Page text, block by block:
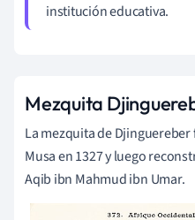
institución educativa.
Mezquita
La mezquita de
Musa en 1327 y luego
Aqib ibn Mahmud ibn Umar.